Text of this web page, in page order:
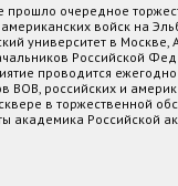
прошло очередное
американских войск на
университет в
Российской
проводится
ВОВ, российских и
в торжественной
академика Российской